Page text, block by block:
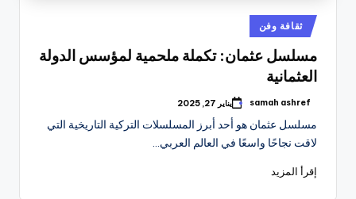
نُشر
في
ثقافة وفن
مسلسل عثمان: تكملة ملحمية لمؤسس الدولة
العثمانية
تمّ
بواسطة
samah ashref يناير 27, 2025
مسلسل عثمان هو أحد أبرز المسلسلات التركية التاريخية التي
لاقت نجاحًا واسعًا في العالم العربي…
إقرأ المزيد